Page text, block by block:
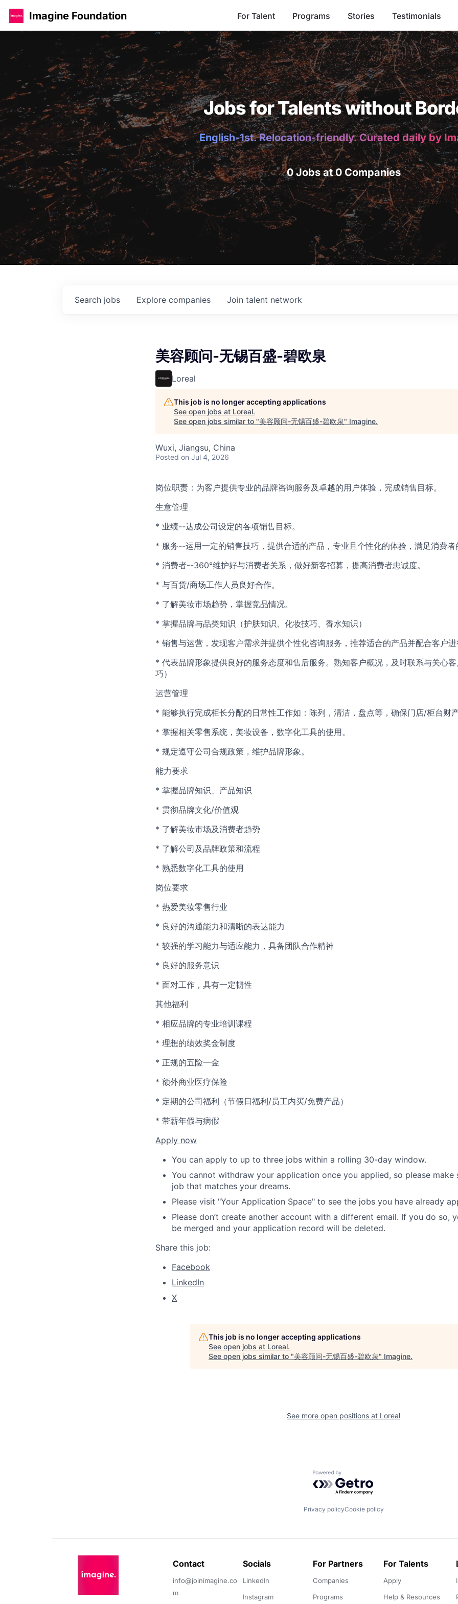
Imagine Foundation For Talent Programs Stories Testimonials
Jobs for Talents without
English-1st. Relocation-friendly. Curated daily by
0 Jobs at 0 Companies
Search jobs Explore companies Join talent network
美容顾问-无锡百盛-碧欧泉
Loreal
This job is no longer accepting applications
See open jobs at Loreal.
See open jobs similar to "美容顾问-无锡百盛-碧欧泉" Imagine.
Wuxi, Jiangsu, China
Posted on Jul 4, 2026
岗位职责：为客户提供专业的品牌咨询服务及卓越的用户体验，完成销售目标。
生意管理
* 业绩--达成公司设定的各项销售目标。
* 服务--运用一定的销售技巧，提供合适的产品，专业且个性化的体验，满足消费者
* 消费者--360°维护好与消费者关系，做好新客招募，提高消费者忠诚度。
* 与百货/商场工作人员良好合作。
* 了解美妆市场趋势，掌握竞品情况。
* 掌握品牌与品类知识（护肤知识、化妆技巧、香水知识）
* 销售与运营，发现客户需求并提供个性化咨询服务，推荐适合的产品并配合客户
* 代表品牌形象提供良好的服务态度和售后服务。熟知客户概况，及时联系与关心
巧）
运营管理
* 能够执行完成柜长分配的日常性工作如：陈列，清洁，盘点等，确保门店/柜台财
* 掌握相关零售系统，美妆设备，数字化工具的使用。
* 规定遵守公司合规政策，维护品牌形象。
能力要求
* 掌握品牌知识、产品知识
* 贯彻品牌文化/价值观
* 了解美妆市场及消费者趋势
* 了解公司及品牌政策和流程
* 熟悉数字化工具的使用
岗位要求
* 热爱美妆零售行业
* 良好的沟通能力和清晰的表达能力
* 较强的学习能力与适应能力，具备团队合作精神
* 良好的服务意识
* 面对工作，具有一定韧性
其他福利
* 相应品牌的专业培训课程
* 理想的绩效奖金制度
* 正规的五险一金
* 额外商业医疗保险
* 定期的公司福利（节假日福利/员工内买/免费产品）
* 带薪年假与病假
Apply now
You can apply to up to three jobs within a rolling 30-day window.
You cannot withdraw your application once you applied, so please make
job that matches your dreams.
Please visit "Your Application Space" to see the jobs you have already
Please don’t create another account with a different email. If you do so,
be merged and your application record will be deleted.
Share this job:
Facebook
LinkedIn
X
This job is no longer accepting applications
See open jobs at Loreal.
See open jobs similar to "美容顾问-无锡百盛-碧欧泉" Imagine.
See more open positions at Loreal
Powered by Getro.com
Privacy policyCookie policy
Contact
info@joinimagine.co
m
Socials
LinkedIn
Instagram
For Partners
Companies
Programs
For Talents
Apply
Help & Resources